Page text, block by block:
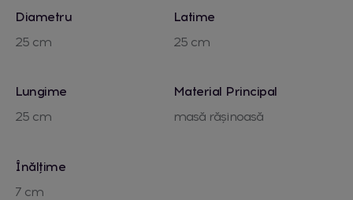
Diametru
25 cm
Latime
25 cm
Lungime
25 cm
Material Principal
masă rășinoasă
Înălțime
7 cm